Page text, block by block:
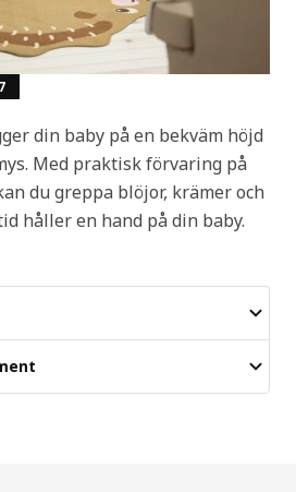
din baby på en bekväm höjd
Med praktisk förvaring på
du greppa blöjor, krämer och
håller en hand på din baby.